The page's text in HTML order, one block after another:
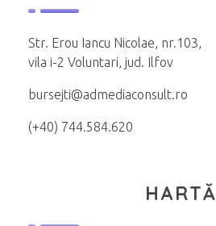
Str. Erou Iancu Nicolae, nr.103,
vila i-2 Voluntari, jud. Ilfov
bursejti@admediaconsult.ro
(+40) 744.584.620
HARTĂ